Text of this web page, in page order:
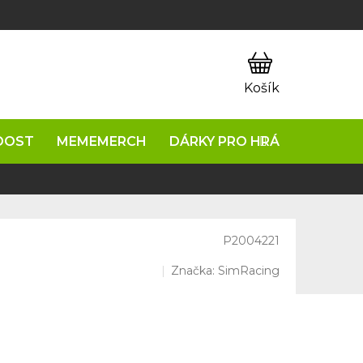
MEMEMERCH DÁRKY PRO HRÁČE
P2004221
Značka: SimRacing